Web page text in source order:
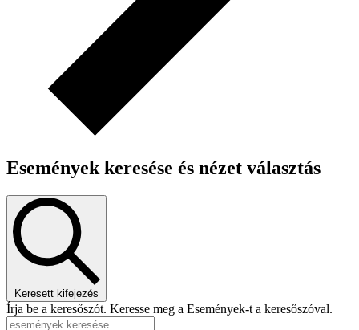
Események keresése és nézet választás
Keresett kifejezés
Írja be a keresőszót. Keresse meg a Események-t a keresőszóval.